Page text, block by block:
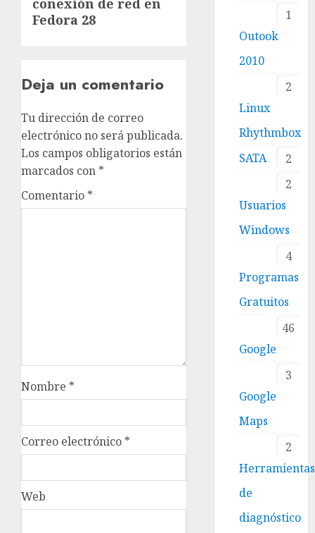
post:
Fedora 28
Deja un comentario
Tu dirección de correo
electrónico no será publicada.
Los campos obligatorios están
marcados con *
Comentario *
Nombre *
Correo electrónico *
Web
1
Outook
2010
2
Linux
Rhythmbox
2
SATA
2
Usuarios
Windows
4
Programas
Gratuitos
46
Google
3
Google
Maps
2
Herramientas
de
diagnóstico